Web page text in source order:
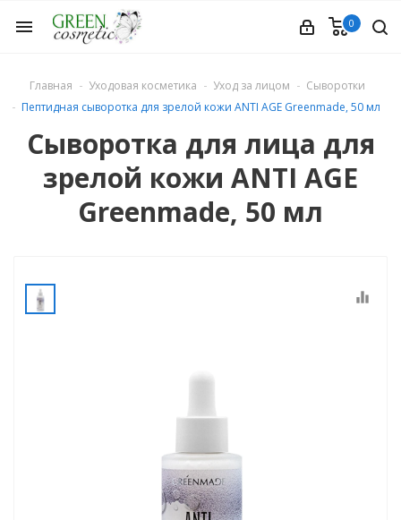
menu 0
Главная Уходовая косметика Уход за лицом
Сыворотки
Пептидная сыворотка для зрелой кожи ANTI AGE Greenmade, 50 мл
Сыворотка для лица для
зрелой кожи ANTI AGE
Greenmade, 50 мл
equalizer